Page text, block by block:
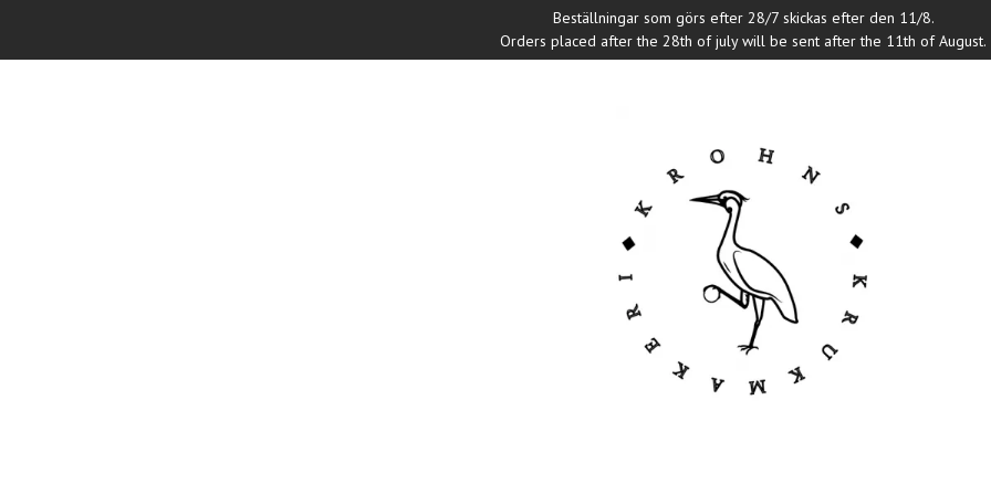
Beställningar som görs efter 28/7 skickas efter den 11/8.
Orders placed after the 28th of july will be sent after the 11th of August.